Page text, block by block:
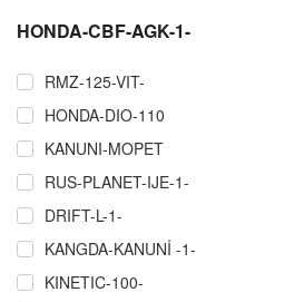
HONDA-CBF-AGK-1-
RMZ-125-VIT-
HONDA-DIO-110
KANUNI-MOPET
RUS-PLANET-IJE-1-
DRIFT-L-1-
KANGDA-KANUNİ -1-
KINETIC-100-